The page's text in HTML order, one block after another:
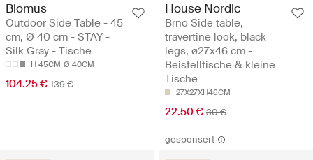
Blomus
Outdoor Side Table - 45
cm, Ø 40 cm - STAY -
Silk Gray - Tische
H 45CM Ø 40CM
104.25 € 139 €
House Nordic
Brno Side table,
travertine look, black
legs, ø27x46 cm -
Beistelltische & kleine
Tische
27X27XH46CM
22.50 € 30 €
gesponsert